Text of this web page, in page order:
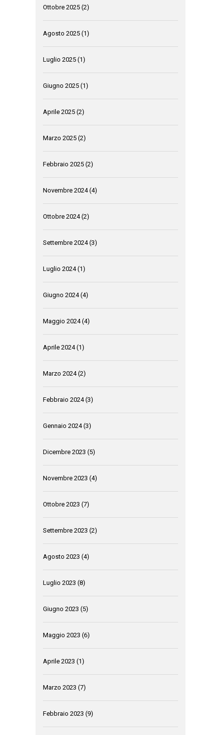
Ottobre 2025 (2)
Agosto 2025 (1)
Luglio 2025 (1)
Giugno 2025 (1)
Aprile 2025 (2)
Marzo 2025 (2)
Febbraio 2025 (2)
Novembre 2024(4)
Ottobre 2024(2)
Settembre 2024(3)
Luglio 2024(1)
Giugno 2024(4)
Maggio 2024(4)
Aprile 2024(1)
Marzo 2024(2)
Febbraio 2024(3)
Gennaio 2024(3)
Dicembre 2023 (5)
Novembre 2023 (4)
Ottobre 2023 (7)
Settembre 2023 (2)
Agosto 2023 (4)
Luglio 2023 (8)
Giugno 2023 (5)
Maggio 2023 (6)
Aprile 2023 (1)
Marzo 2023 (7)
Febbraio 2023 (9)